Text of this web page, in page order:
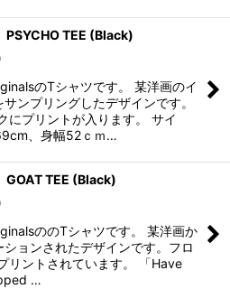
PSYCHO TEE (Black)
のTシャツです。 某洋画のイ
サンプリングしたデザインです。
にプリントが入ります。 サイ
、身幅52ｃｍ…
GOAT TEE (Black)
ののTシャツです。 某洋画か
ションされたデザインです。フロ
リントされています。 「Have
…